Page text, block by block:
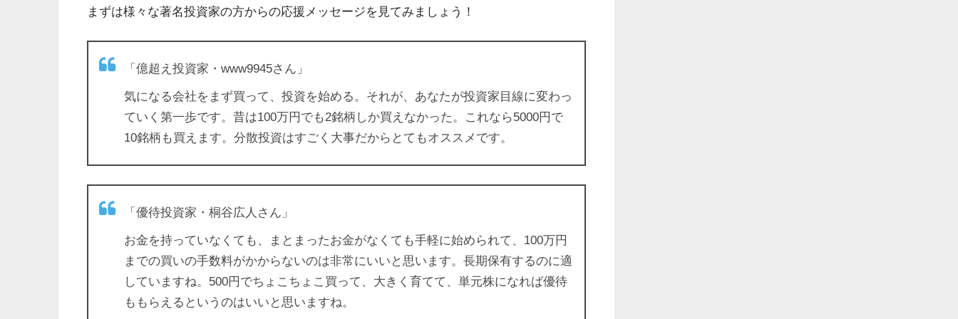
まずは様々な著名投資家の方からの応援メッセージを見てみましょう！
「億超え投資家・www9945さん」
気になる会社をまず買って、投資を始める。それが、あなたが投資家目線に変わっ
ていく第一歩です。昔は100万円でも2銘柄しか買えなかった。これなら5000円で
10銘柄も買えます。分散投資はすごく大事だからとてもオススメです。
「優待投資家・桐谷広人さん」
お金を持っていなくても、まとまったお金がなくても手軽に始められて、100万円
までの買いの手数料がかからないのは非常にいいと思います。長期保有するのに適
していますね。500円でちょこちょこ買って、大きく育てて、単元株になれば優待
ももらえるというのはいいと思いますね。